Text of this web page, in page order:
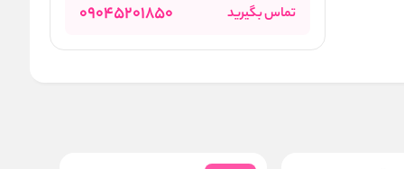
تماس بگیرید 09045201850